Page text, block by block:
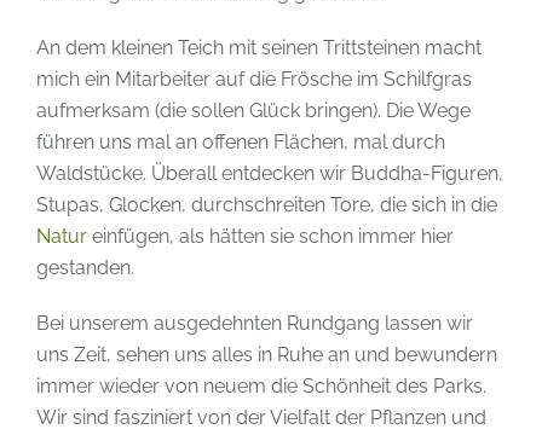
An dem kleinen Teich mit seinen Trittsteinen macht
mich ein Mitarbeiter auf die Frösche im Schilfgras
aufmerksam (die sollen Glück bringen). Die Wege
führen uns mal an offenen Flächen, mal durch
Waldstücke. Überall entdecken wir Buddha-Figuren,
Stupas, Glocken, durchschreiten Tore, die sich in die
Natur einfügen, als hätten sie schon immer hier
gestanden.
Bei unserem ausgedehnten Rundgang lassen wir
uns Zeit, sehen uns alles in Ruhe an und bewundern
immer wieder von neuem die Schönheit des Parks.
Wir sind fasziniert von der Vielfalt der Pflanzen und